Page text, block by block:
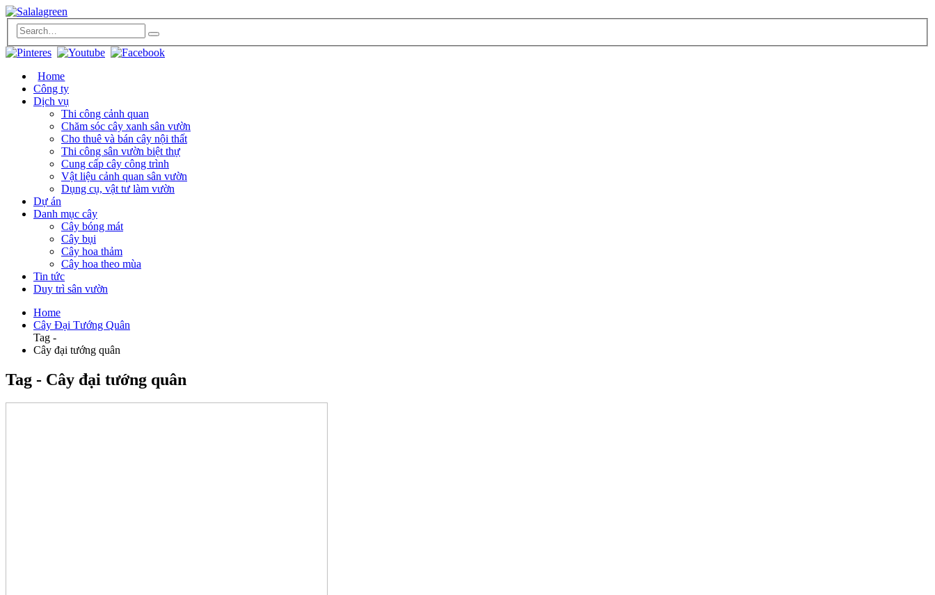
Home
Công ty
Dịch vụ
Thi công cảnh quan
Chăm sóc cây xanh sân vườn
Cho thuê và bán cây nội thất
Thi công sân vườn biệt thự
Cung cấp cây công trình
Vật liệu cảnh quan sân vườn
Dụng cụ, vật tư làm vườn
Dự án
Danh mục cây
Cây bóng mát
Cây bụi
Cây hoa thảm
Cây hoa theo mùa
Tin tức
Duy trì sân vườn
Home
Cây Đại Tướng Quân
Tag -
Cây đại tướng quân
Tag - Cây đại tướng quân